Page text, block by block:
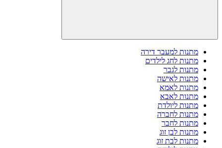
מתנות למעבר דירה
מתנות לחג לילדים
מתנות לגבר
מתנות לאישה
מתנות לאמא
מתנות לאבא
מתנות ליולדת
מתנות לחברה
מתנות לחבר
מתנות לבן זוג
מתנות לבת זוג